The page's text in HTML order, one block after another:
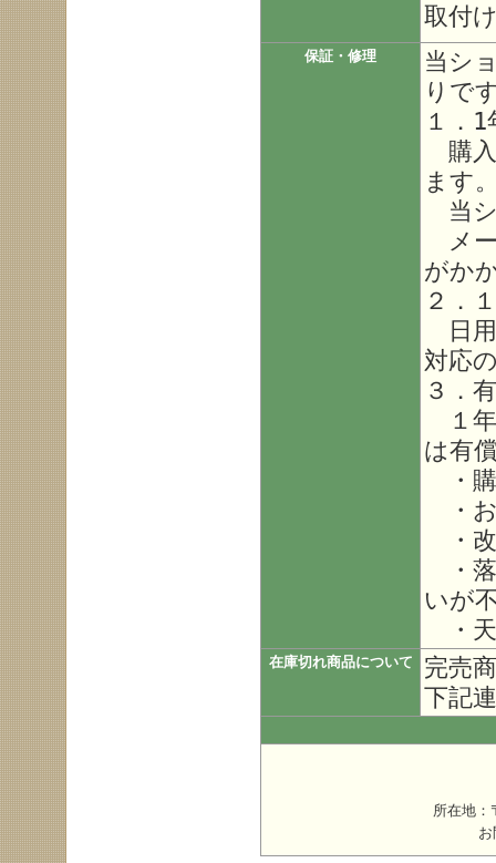
取付
保証・修理
当シ
りで
１．
購入
ます
当シ
メー
がか
２．
日用
対応
３．
１年
は有
・購
・お
・改
・落
いが
・天
在庫切れ商品について
完売
下記
所在地